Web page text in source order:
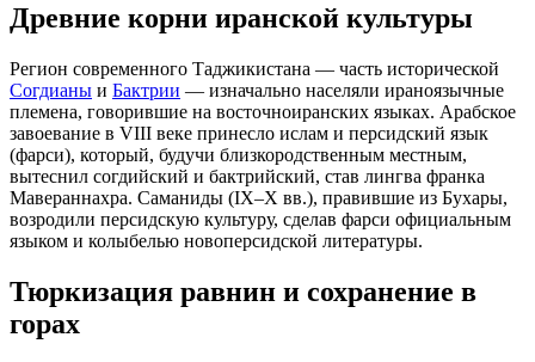
Древние корни иранской культуры
Регион современного Таджикистана — часть исторической
Согдианы и Бактрии — изначально населяли ираноязычные
племена, говорившие на восточноиранских языках. Арабское
завоевание в VIII веке принесло ислам и персидский язык
(фарси), который, будучи близкородственным местным,
вытеснил согдийский и бактрийский, став лингва франка
Мавераннахра. Саманиды (IX–X вв.), правившие из Бухары,
возродили персидскую культуру, сделав фарси официальным
языком и колыбелью новоперсидской литературы.
Тюркизация равнин и сохранение в
горах